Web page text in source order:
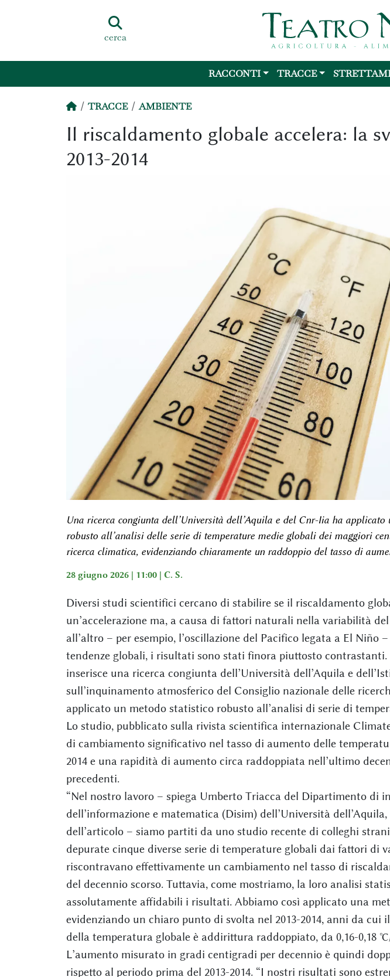
cerca
RACCONTI TRACCE
TRACCE AMBIENTE
Il riscaldamento globale accelera: la
2013-2014
Una ricerca congiunta dell’Università dell’Aquila e del Cnr-Iia ha applicato
robusto all’analisi delle serie di temperature medie globali dei maggiori
ricerca climatica, evidenziando chiaramente un raddoppio del tasso di
28 giugno 2026 | 11:00 | C. S.
Diversi studi scientifici cercano di stabilire se il riscaldamento
un’accelerazione ma, a causa di fattori naturali nella variabilità
all’altro – per esempio, l’oscillazione del Pacifico legata a El Niño
tendenze globali, i risultati sono stati finora piuttosto contrastanti.
inserisce una ricerca congiunta dell’Università dell’Aquila e
sull’inquinamento atmosferico del Consiglio nazionale delle
applicato un metodo statistico robusto all’analisi di serie di
Lo studio, pubblicato sulla rivista scientifica internazionale
di cambiamento significativo nel tasso di aumento delle
2014 e una rapidità di aumento circa raddoppiata nell’ultimo
precedenti.
“Nel nostro lavoro – spiega Umberto Triacca del Dipartimento di
dell’informazione e matematica (Disim) dell’Università
dell’articolo – siamo partiti da uno studio recente di colleghi
depurate cinque diverse serie di temperature globali dai fattori di
riscontravano effettivamente un cambiamento nel tasso di
del decennio scorso. Tuttavia, come mostriamo, la loro analisi
assolutamente affidabili i risultati. Abbiamo così applicato una
evidenziando un chiaro punto di svolta nel 2013-2014, anni da cui
della temperatura globale è addirittura raddoppiato, da 0,16-0,18
L’aumento misurato in gradi centigradi per decennio è quindi
rispetto al periodo prima del 2013-2014. “I nostri risultati sono